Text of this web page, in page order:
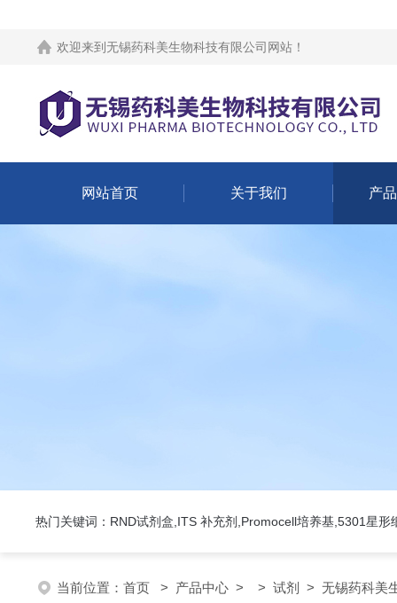
欢迎来到 无锡药科美生物科技有限公司网站 ！
网站首页 关于我们 产
热门关键词：RND试剂盒,ITS 补充剂,Promocell培养基,5301星形
当前位置： 首页 > 产品中心 > > 试剂 > 无锡药科美